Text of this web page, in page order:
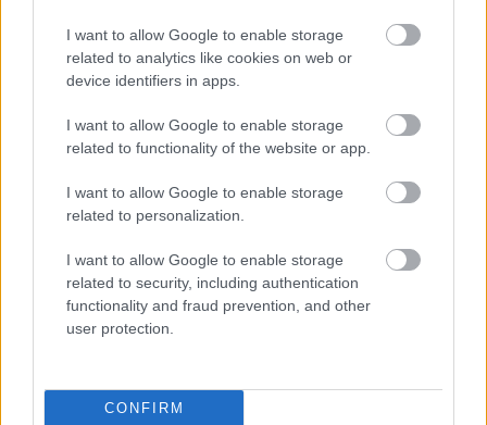
I want to allow Google to enable storage
related to analytics like cookies on web or
device identifiers in apps.
I want to allow Google to enable storage
related to functionality of the website or app.
I want to allow Google to enable storage
related to personalization.
I want to allow Google to enable storage
related to security, including authentication
functionality and fraud prevention, and other
user protection.
CONFIRM
Nem túl sok, de legalább némi elképzelésünk
van arról, hogy miről szól majd a film.
Loaded
Alig több mint egy hét múlva újra moziba ülhetünk egy
Star Wars filmre A mandalóri és Grogu képében, ám a
legizgalmasabb filmes projekt, mely már ténylegesen
érkező Star Wars Starfighter. Egyelőre erről a projektről
nagyon keveset tudunk, ami miatt viszont igazán
érdekes, hogy egy egy teljesen új idővonalon, a
Skywalker kora után nagyjából 5 évvel veszi fel a fonalat